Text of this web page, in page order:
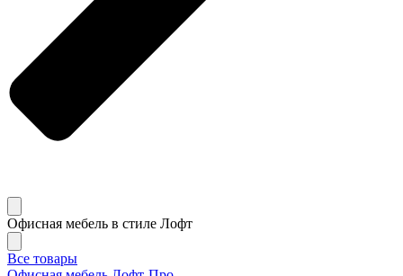
Офисная мебель в стиле Лофт
Все товары